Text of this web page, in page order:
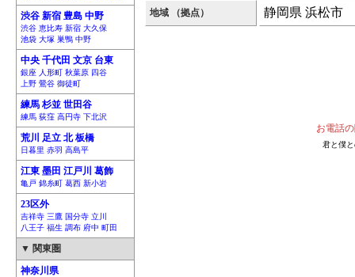
渋谷 新宿 豊島 中野
渋谷 恵比寿 新宿 大久保
池袋 大塚 巣鴨 中野
中央 千代田 文京 台東
銀座 人形町 秋葉原 四谷
上野 鶯谷 御徒町
練馬 杉並 世田谷
練馬 荻窪 高円寺 下北沢
荒川 足立 北 板橋
日暮里 赤羽 高島平
江東 墨田 江戸川 葛飾
亀戸 錦糸町 葛西 新小岩
23区外
吉祥寺 三鷹 国分寺 立川
八王子 福生 調布 府中 町田
▼ 関東圏
神奈川県
地域 （拠点） 静岡県 浜松市
お電話
君と僕